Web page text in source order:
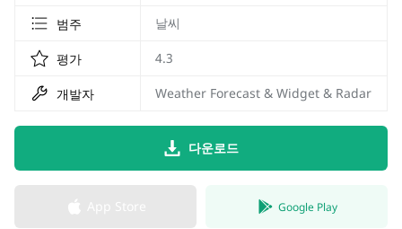
범주 날씨
평가 4.3
개발자 Weather Forecast & Widget & Radar
다운로드
Google Play